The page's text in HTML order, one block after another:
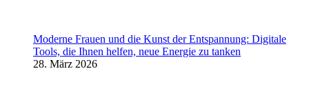
Moderne Frauen und die Kunst der Entspannung: Digitale
Tools, die Ihnen helfen, neue Energie zu tanken
28. März 2026